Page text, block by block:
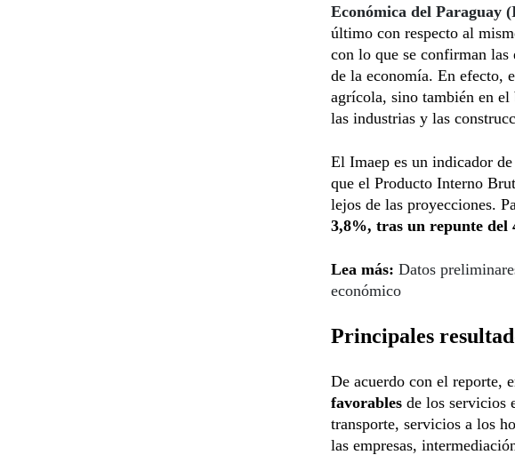
Económica del Paraguay
último con respecto al
con lo que se confirman las
de la economía. En efecto,
agrícola, sino también en el
las industrias y las
El Imaep es un indicador
que el Producto Interno
lejos de las proyecciones.
3,8%, tras un repunte del
Lea más: Datos
económico
Principales
De acuerdo con el reporte,
favorables de los servicios
transporte, servicios a los
las empresas,